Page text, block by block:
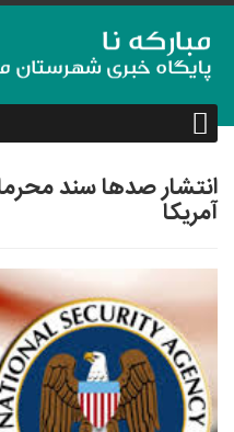
انتشار صدها سند
آمریکا